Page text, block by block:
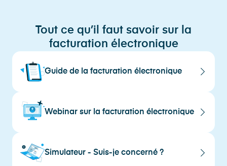
Tout ce qu’il faut savoir sur la
facturation électronique
Guide de la facturation électronique
Webinar sur la facturation électronique
Simulateur - Suis-je concerné ?